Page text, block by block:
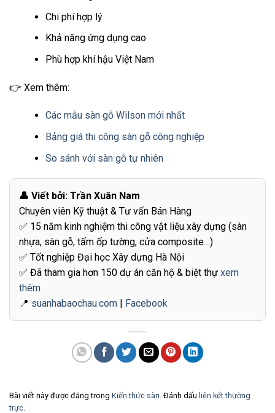
Chi phí hợp lý
Khả năng ứng dụng cao
Phù hợp khí hậu Việt Nam
👉 Xem thêm:
Các mẫu sàn gỗ Wilson mới nhất
Bảng giá thi công sàn gỗ công nghiệp
So sánh với sàn gỗ tự nhiên
👤 Viết bởi: Trần Xuân Nam
Chuyên viên Kỹ thuật & Tư vấn Bán Hàng
✅ 15 năm kinh nghiệm thi công vật liệu xây dựng (sàn
nhựa, sàn gỗ, tấm ốp tường, cửa composite…)
✅ Tốt nghiệp Đại học Xây dựng Hà Nội
✅ Đã tham gia hơn 150 dự án căn hộ & biệt thự xem
thêm
📍 suanhabaochau.com Facebook
Bài viết này được đăng trong Kiến thức sàn. Đánh dấu liên kết thường
trực.